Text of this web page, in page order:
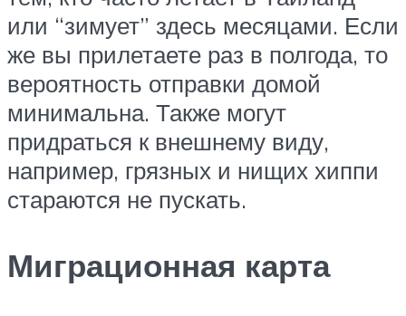
или “зимует” здесь месяцами. Если
же вы прилетаете раз в полгода, то
вероятность отправки домой
минимальна. Также могут
придраться к внешнему виду,
например, грязных и нищих хиппи
стараются не пускать.
Миграционная карта